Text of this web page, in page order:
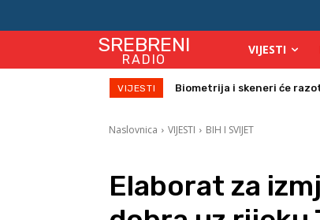
SREBRENI
RADIO
VIJESTI
VIJESTI Biometrija i skeneri će
Počinje isplata julskih
Naslovnica VIJESTI BIH I SVIJET
Elaborat za